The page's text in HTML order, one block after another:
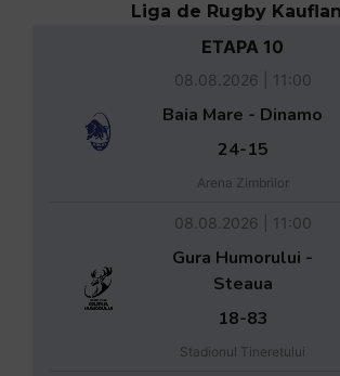
Liga de Rugby
ETAPA 10
08.08.2026 | 11:00
Baia Mare - Dinamo
24-15
Arena Zimbrilor
08.08.2026 | 11:00
Gura Humorului -
Steaua
18-83
Stadionul Tineretului